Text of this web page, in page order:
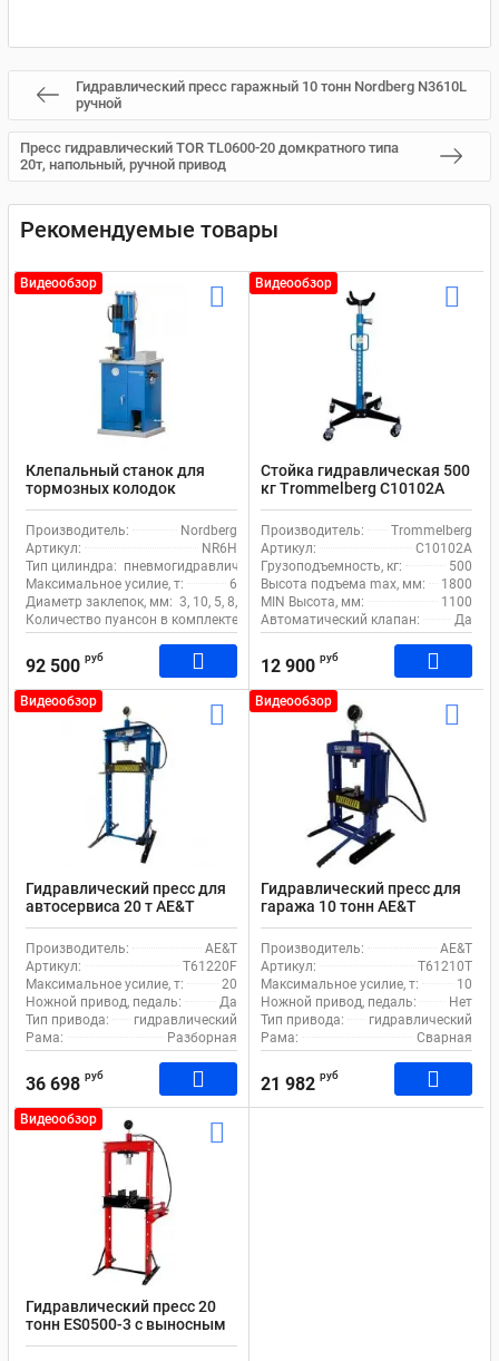
Гидравлический пресс гаражный 10 тонн Nordberg N3610L
ручной
Пресс гидравлический TOR TL0600-20 домкратного типа
20т, напольный, ручной привод
Рекомендуемые товары
Видеообзор
Клепальный станок для
тормозных колодок
Nordberg NR6H
пневмогидравлический 6 т
Производитель:
Nordberg
Артикул:
NR6H
Тип цилиндра: пневмогидравлический
Максимальное усилие, т:
6
Диаметр заклепок, мм: 3, 10, 5, 8, 6, 4
Количество пуансон в комплекте, шт: 8
92 500 руб
Видеообзор
Стойка гидравлическая 500
кг Trommelberg C10102A
1100-1900 мм для
автосервиса с рогами
Производитель:
Trommelberg
Артикул:
C10102A
Грузоподъемность, кг:
500
Высота подъема max, мм:
1800
MIN Высота, мм:
1100
Автоматический клапан:
Да
12 900 руб
Видеообзор
Гидравлический пресс для
автосервиса 20 т AE&T
Т61220F ручной и ножной
привод
Производитель:
AE&T
Артикул:
T61220F
Максимальное усилие, т:
20
Ножной привод, педаль:
Да
Тип привода:
гидравлический
Рама:
Разборная
36 698 руб
Видеообзор
Гидравлический пресс для
гаража 10 тонн AE&T
T61210T ручной привод
Производитель:
AE&T
Артикул:
T61210T
Максимальное усилие, т:
10
Ножной привод, педаль:
Нет
Тип привода:
гидравлический
Рама:
Сварная
21 982 руб
Видеообзор
Гидравлический пресс 20
тонн ES0500-3 с выносным
насосом